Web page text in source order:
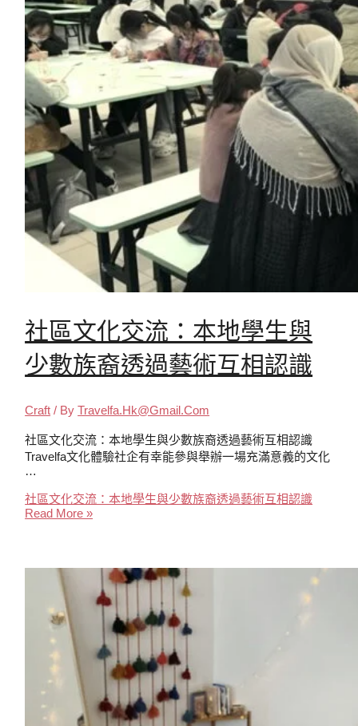
社區文化交流：本地學生與
少數族裔透過藝術互相認識
Craft / ByTravelfa.hk@gmail.com
社區文化交流：本地學生與少數族裔透過藝術互相認識
Travelfa文化體驗社企有幸能參與舉辦一場充滿意義的文化
…
社區文化交流：本地學生與少數族裔透過藝術互相認識
Read More »